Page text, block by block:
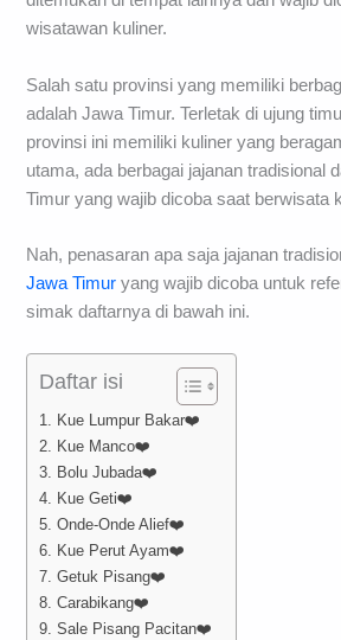
wisatawan kuliner.
Salah satu provinsi yang memiliki
adalah Jawa Timur. Terletak di ujung
provinsi ini memiliki kuliner yang
utama, ada berbagai jajanan tradisional
Timur yang wajib dicoba saat berwisata
Nah, penasaran apa saja jajanan
Jawa Timur yang wajib dicoba untuk
simak daftarnya di bawah ini.
Daftar isi
1. Kue Lumpur Bakar❤️
2. Kue Manco❤️
3. Bolu Jubada❤️
4. Kue Geti❤️
5. Onde-Onde Alief❤️
6. Kue Perut Ayam❤️
7. Getuk Pisang❤️
8. Carabikang❤️
9. Sale Pisang Pacitan❤️